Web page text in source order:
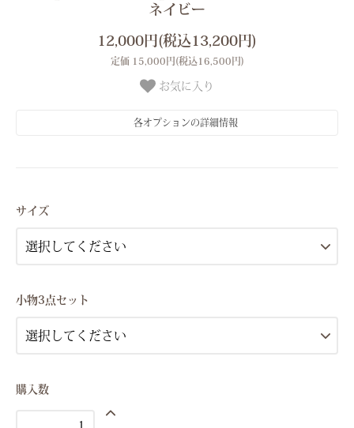
ネイビー
12,000円(税込13,200円)
定価 15,000円(税込16,500円)
お気に入り
各オプションの詳細情報
サイズ
小物3点セット
購入数